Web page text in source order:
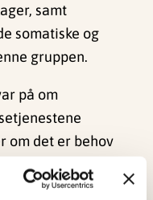
samt
somatiske og
gruppen.
på om
om det er behov
eller
har vært utsatt